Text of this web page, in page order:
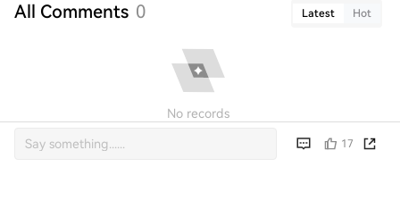
All Comments 0 Latest Hot
No records
17